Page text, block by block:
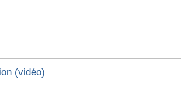
(vidéo)